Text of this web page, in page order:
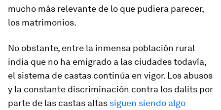
mucho más relevante de lo que pudiera parecer,
los matrimonios.
No obstante, entre la inmensa población rural
india que no ha emigrado a las ciudades todavía,
el sistema de castas continúa en vigor. Los abusos
y la constante discriminación contra los dalits por
parte de las castas altas siguen siendo algo